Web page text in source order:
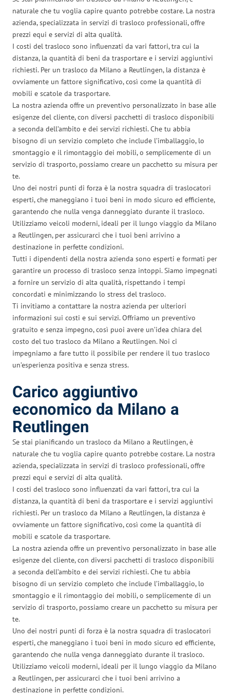
naturale che tu voglia capire quanto potrebbe costare. La nostra
azienda, specializzata in servizi di trasloco professionali, offre
prezzi equi e servizi di alta qualità.
I costi del trasloco sono influenzati da vari fattori, tra cui la
distanza, la quantità di beni da trasportare e i servizi aggiuntivi
richiesti. Per un trasloco da Milano a Reutlingen, la distanza è
ovviamente un fattore significativo, così come la quantità di
mobili e scatole da trasportare.
La nostra azienda offre un preventivo personalizzato in base alle
esigenze del cliente, con diversi pacchetti di trasloco disponibili
a seconda dell’ambito e dei servizi richiesti. Che tu abbia
bisogno di un servizio completo che include l’imballaggio, lo
smontaggio e il rimontaggio dei mobili, o semplicemente di un
servizio di trasporto, possiamo creare un pacchetto su misura per
te.
Uno dei nostri punti di forza è la nostra squadra di traslocatori
esperti, che maneggiano i tuoi beni in modo sicuro ed efficiente,
garantendo che nulla venga danneggiato durante il trasloco.
Utilizziamo veicoli moderni, ideali per il lungo viaggio da Milano
a Reutlingen, per assicurarci che i tuoi beni arrivino a
destinazione in perfette condizioni.
Tutti i dipendenti della nostra azienda sono esperti e formati per
garantire un processo di trasloco senza intoppi. Siamo impegnati
a fornire un servizio di alta qualità, rispettando i tempi
concordati e minimizzando lo stress del trasloco.
Ti invitiamo a contattare la nostra azienda per ulteriori
informazioni sui costi e sui servizi. Offriamo un preventivo
gratuito e senza impegno, così puoi avere un’idea chiara del
costo del tuo trasloco da Milano a Reutlingen. Noi ci
impegniamo a fare tutto il possibile per rendere il tuo trasloco
un’esperienza positiva e senza stress.
Carico aggiuntivo
economico da Milano a
Reutlingen
Se stai pianificando un trasloco da Milano a Reutlingen, è
naturale che tu voglia capire quanto potrebbe costare. La nostra
azienda, specializzata in servizi di trasloco professionali, offre
prezzi equi e servizi di alta qualità.
I costi del trasloco sono influenzati da vari fattori, tra cui la
distanza, la quantità di beni da trasportare e i servizi aggiuntivi
richiesti. Per un trasloco da Milano a Reutlingen, la distanza è
ovviamente un fattore significativo, così come la quantità di
mobili e scatole da trasportare.
La nostra azienda offre un preventivo personalizzato in base alle
esigenze del cliente, con diversi pacchetti di trasloco disponibili
a seconda dell’ambito e dei servizi richiesti. Che tu abbia
bisogno di un servizio completo che include l’imballaggio, lo
smontaggio e il rimontaggio dei mobili, o semplicemente di un
servizio di trasporto, possiamo creare un pacchetto su misura per
te.
Uno dei nostri punti di forza è la nostra squadra di traslocatori
esperti, che maneggiano i tuoi beni in modo sicuro ed efficiente,
garantendo che nulla venga danneggiato durante il trasloco.
Utilizziamo veicoli moderni, ideali per il lungo viaggio da Milano
a Reutlingen, per assicurarci che i tuoi beni arrivino a
destinazione in perfette condizioni.